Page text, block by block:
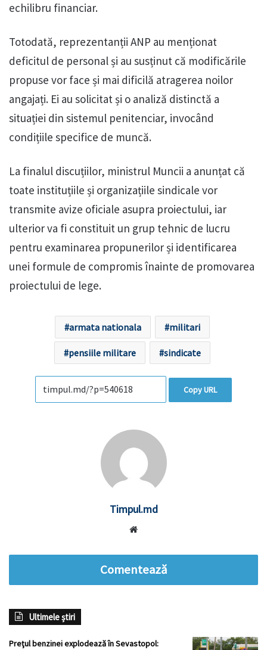
echilibru financiar.
Totodată, reprezentanții ANP au menționat
deficitul de personal și au susținut că modificările
propuse vor face și mai dificilă atragerea noilor
angajați. Ei au solicitat și o analiză distinctă a
situației din sistemul penitenciar, invocând
condițiile specifice de muncă.
La finalul discuțiilor, ministrul Muncii a anunțat că
toate instituțiile și organizațiile sindicale vor
transmite avize oficiale asupra proiectului, iar
ulterior va fi constituit un grup tehnic de lucru
pentru examinarea propunerilor și identificarea
unei formule de compromis înainte de promovarea
proiectului de lege.
armata nationala militari
pensiile militare sindicate
Copy URL
Timpul.md
Comentează
Ultimele știri
Preţul benzinei explodează în Sevastopol: